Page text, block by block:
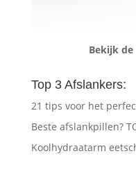
Bekijk de
Top 3 Afslankers:
21 tips voor het
Beste afslankpillen?
Koolhydraatarm